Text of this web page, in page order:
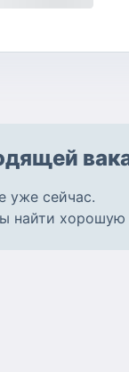
уже сейчас.
найти хорошую